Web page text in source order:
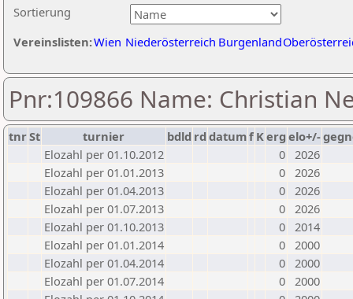
Sortierung
Vereinslisten:Wien Niederösterreich Burgenland
Pnr:109866 Name: Christian
tnrSt turnier bdld rd datumf Kerg elo+/-
Elozahl per 01.10.2012
0 2026
Elozahl per 01.01.2013
0 2026
Elozahl per 01.04.2013
0 2026
Elozahl per 01.07.2013
0 2026
Elozahl per 01.10.2013
0 2014
Elozahl per 01.01.2014
0 2000
Elozahl per 01.04.2014
0 2000
Elozahl per 01.07.2014
0 2000